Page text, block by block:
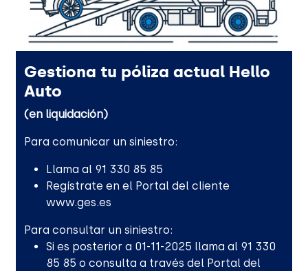
Gestiona tu póliza actual Hello
Auto
(en liquidación)
Para comunicar un siniestro:
Llama al 91 330 85 85
Regístrate en el Portal del cliente
www.ges.es
Para consultar un siniestro:
Si es posterior a 01-11-2025 llama al 91 330
85 85 o consulta a través del Portal del